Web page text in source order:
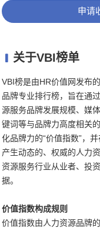
申请
关于VBI榜单
VBI榜是由HR价值网发布
品牌专业排行榜，旨在通
源服务品牌发展规模、媒
键词等与品牌力高度相关
化品牌力的“价值指数”，
产生动态的、权威的人力
资源服务行业从业者、投
据。
价值指数构成规则
价值指数由人力资源品牌